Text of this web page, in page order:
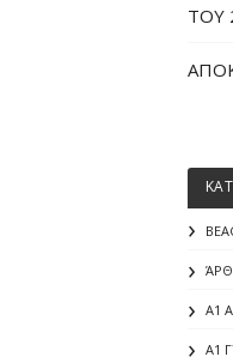
ΤΟΥ
Α1
Α1